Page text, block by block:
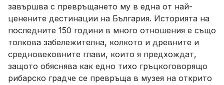
завършва с превръщането му в една от най-
ценените дестинации на България. Историята на
последните 150 години в много отношения е също
толкова забележителна, колкото и древните и
средновековните глави, които я предхождат,
защото обяснява как едно тихо гръцкоговорящо
рибарско градче се превръща в музея на открито